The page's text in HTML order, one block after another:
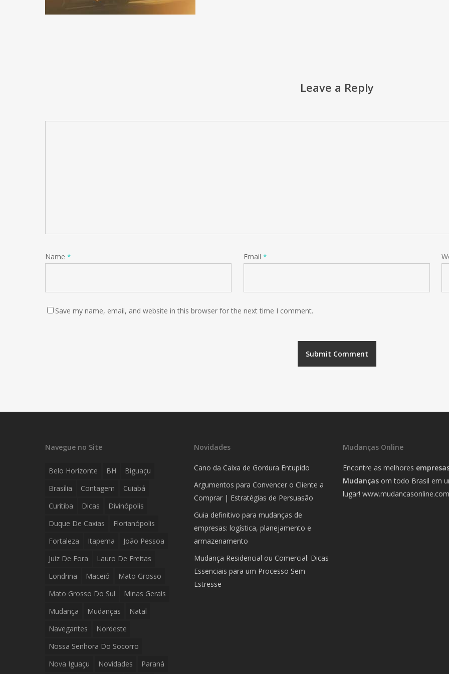
Leave a Reply
Name * Email *
Save my name, email, and website in this browser for the next time I comment.
Navegue no Site
Belo Horizonte BH
Biguaçu
Brasília
Contagem
Cuiabá
Curitiba
Dicas
Divinópolis
Duque De Caxias
Florianópolis
Fortaleza
Itapema
João Pessoa
Juiz De Fora
Lauro De Freitas
Londrina
Maceió
Mato Grosso
Mato Grosso Do Sul
Minas Gerais
Mudança
Mudanças
Natal
Navegantes
Nordeste
Nossa Senhora Do Socorro
Nova Iguaçu
Novidades Paraná
Novidades
Cano da Caixa de Gordura Entupido
Argumentos para Convencer o Cliente a
Comprar | Estratégias de Persuasão
Guia definitivo para mudanças de
empresas: logística, planejamento e
armazenamento
Mudança Residencial ou Comercial: Dicas
Essenciais para um Processo Sem
Estresse
Mudanças Online
Encontre as melhores
Mudançasom todo Brasil em
lugar! www.mudancasonline.com